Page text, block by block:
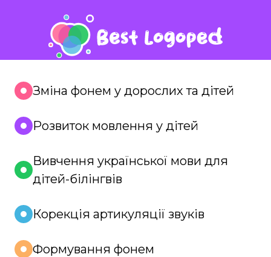
Зміна фонем у дорослих та дітей
Розвиток мовлення у дітей
Вивчення української мови для
дітей-білінгвів
Корекція артикуляції звуків
Формування фонем